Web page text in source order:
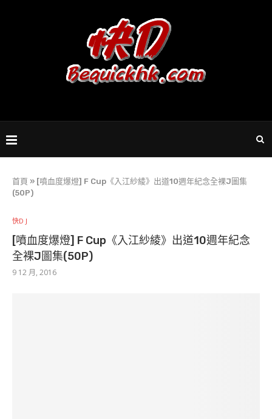
首頁 » [噴血度爆燈] F Cup《入江紗綾》出道10週年紀念全裸J圖集
(50P)
快D J
[噴血度爆燈] F Cup《入江紗綾》出道10週年紀念
全裸J圖集(50P)
9 12 月, 2016